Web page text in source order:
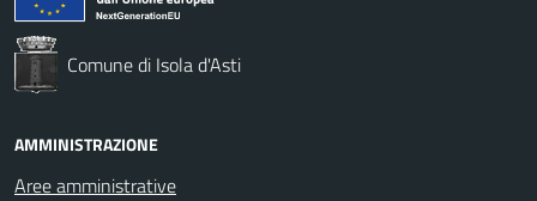
Comune di Isola d'Asti
AMMINISTRAZIONE
Aree amministrative